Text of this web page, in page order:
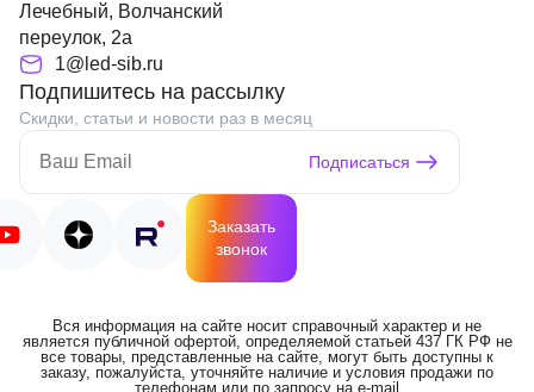
Лечебный, Волчанский
переулок, 2а
1@led-sib.ru
Подпишитесь на рассылку
Скидки, статьи и новости раз в месяц
Подписаться
Заказать
звонок
Вся информация на сайте носит справочный характер и не
является публичной офертой, определяемой статьей 437 ГК РФ не
все товары, представленные на сайте, могут быть доступны к
заказу, пожалуйста, уточняйте наличие и условия продажи по
телефонам или по запросу на e-mail